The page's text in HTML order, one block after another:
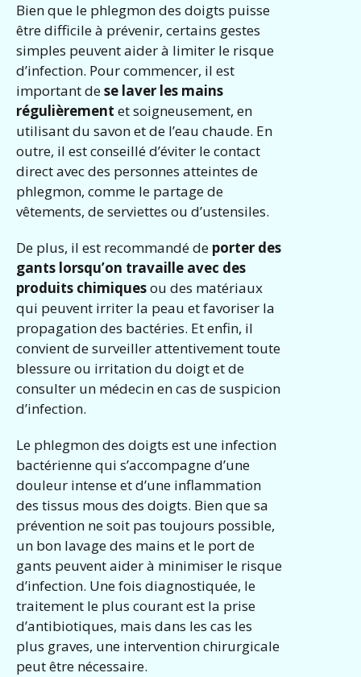
Bien que le phlegmon des doigts puisse
être difficile à prévenir, certains gestes
simples peuvent aider à limiter le risque
d’infection. Pour commencer, il est
important dese laver les mains
régulièrement et soigneusement, en
utilisant du savon et de l’eau chaude. En
outre, il est conseillé d’éviter le contact
direct avec des personnes atteintes de
phlegmon, comme le partage de
vêtements, de serviettes ou d’ustensiles.
De plus, il est recommandé de porter des
gants lorsqu’on travaille avec des
produits chimiquesou des matériaux
qui peuvent irriter la peau et favoriser la
propagation des bactéries. Et enfin, il
convient de surveiller attentivement toute
blessure ou irritation du doigt et de
consulter un médecin en cas de suspicion
d’infection.
Le phlegmon des doigts est une infection
bactérienne qui s’accompagne d’une
douleur intense et d’une inflammation
des tissus mous des doigts. Bien que sa
prévention ne soit pas toujours possible,
un bon lavage des mains et le port de
gants peuvent aider à minimiser le risque
d’infection. Une fois diagnostiquée, le
traitement le plus courant est la prise
d’antibiotiques, mais dans les cas les
plus graves, une intervention chirurgicale
peut être nécessaire.